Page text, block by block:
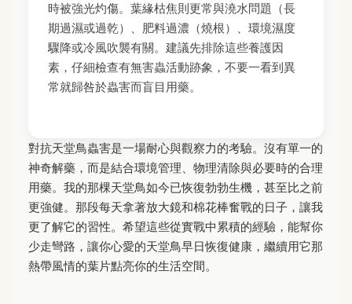
時被強光灼傷。葉緣枯焦則更常與澆水問題（長
期過濕或過乾）、肥料過濃（燒根）、環境濕度
驟降或冷風吹襲有關。建議先排除這些養護因
素，仔細檢查有無害蟲活動跡象，不要一看到異
常就歸咎於蟲害而盲目用藥。
對抗天堂鳥蟲害是一場耐心與觀察力的考驗。沒有單一的
神奇解藥，而是結合環境管理、物理清除與必要時的合理
用藥。我的那棵天堂鳥如今已恢復勃勃生機，甚至比之前
更強健。那段每天拿著放大鏡和棉花棒奮戰的日子，讓我
更了解它的習性。希望這些從實戰中累積的經驗，能幫你
少走彎路，讓你心愛的天堂鳥早日恢復健康，繼續用它那
熱帶風情的葉片點亮你的生活空間。